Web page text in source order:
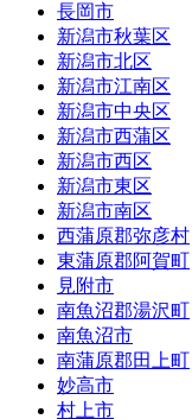
長岡市
新潟市秋葉区
新潟市北区
新潟市江南区
新潟市中央区
新潟市西蒲区
新潟市西区
新潟市東区
新潟市南区
西蒲原郡弥彦村
東蒲原郡阿賀町
見附市
南魚沼郡湯沢町
南魚沼市
南蒲原郡田上町
妙高市
村上市